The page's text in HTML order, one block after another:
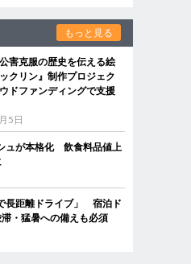
もっと見る
害克服の歴史を伝える絵
クリン』制作プロジェク
ドファンディングで支援
5日
ュが本格化 飲食料品値上
長距離ドライブ」 宿泊ド
・猛暑への備えも必須